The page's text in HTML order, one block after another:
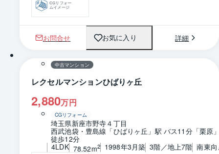
CGリフォー
ムイメージ
お問合せ お気に入り 詳細
1 / 0 間取り
中古マンション
レクセルマンションひばりヶ丘
2,880万円
CGリフォーム
埼玉県新座市野寺４丁目
西武池袋・豊島線「ひばりヶ丘」駅 バス11分「栗原
徒歩12分
4LDK 78.52m2 1998年3月築 3階／地上7階 南東